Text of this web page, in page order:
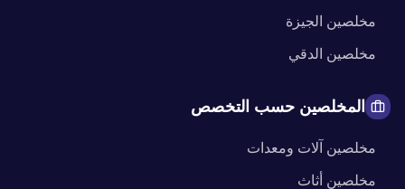
مخلصين الجيزة
مخلصين الدقي
المخلصين حسب التخصص
مخلصين آلات ومعدات
مخلصين أثاث